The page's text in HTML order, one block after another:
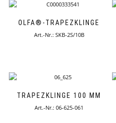
OLFA®-TRAPEZKLINGE
Art.-Nr.: SKB-2S/10B
TRAPEZKLINGE 100 MM
Art.-Nr.: 06-625-061